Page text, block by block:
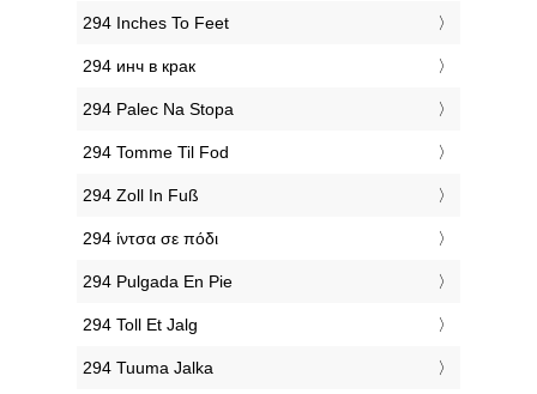
‎294 Inches To Feet
‎294 инч в крак
‎294 Palec Na Stopa
‎294 Tomme Til Fod
‎294 Zoll In Fuß
‎294 ίντσα σε πόδι
‎294 Pulgada En Pie
‎294 Toll Et Jalg
‎294 Tuuma Jalka